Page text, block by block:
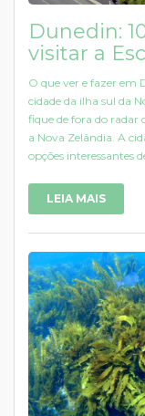
Dunedin:
visitar a
O que ver e fazer em
cidade da ilha sul da
fique de fora do radar
a Nova Zelândia. A
opções interessantes
LEIA MAIS